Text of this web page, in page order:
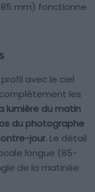
mm) fonctionne
avec le ciel
les
lumière du matin
du photographe
jour. Le détail
longue (85-
de la matinée